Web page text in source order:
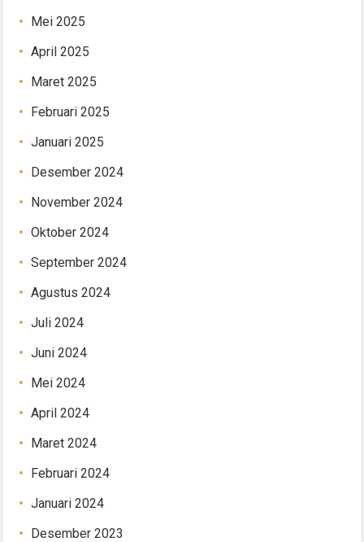
Mei 2025
April 2025
Maret 2025
Februari 2025
Januari 2025
Desember 2024
November 2024
Oktober 2024
September 2024
Agustus 2024
Juli 2024
Juni 2024
Mei 2024
April 2024
Maret 2024
Februari 2024
Januari 2024
Desember 2023